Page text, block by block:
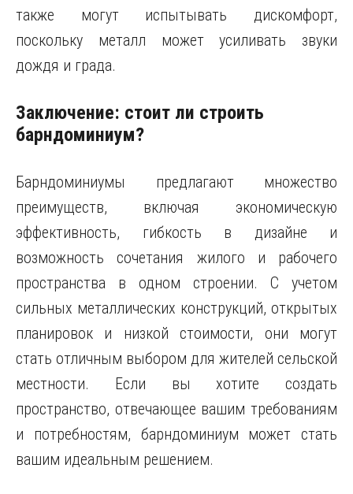
также могут испытывать дискомфорт,
поскольку металл может усиливать звуки
дождя и града.
Заключение: стоит ли строить
барндоминиум?
Барндоминиумы предлагают множество
преимуществ, включая экономическую
эффективность, гибкость в дизайне и
возможность сочетания жилого и рабочего
пространства в одном строении. С учетом
сильных металлических конструкций, открытых
планировок и низкой стоимости, они могут
стать отличным выбором для жителей сельской
местности. Если вы хотите создать
пространство, отвечающее вашим требованиям
и потребностям, барндоминиум может стать
вашим идеальным решением.